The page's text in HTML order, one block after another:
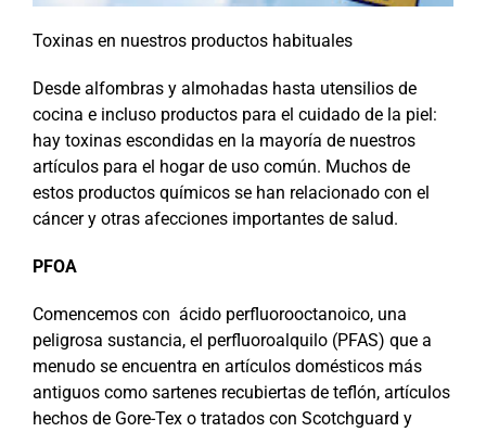
Toxinas en nuestros productos habituales
Desde alfombras y almohadas hasta utensilios de
cocina e incluso productos para el cuidado de la piel:
hay toxinas escondidas en la mayoría de nuestros
artículos para el hogar de uso común. Muchos de
estos productos químicos se han relacionado con el
cáncer y otras afecciones importantes de salud.
PFOA
Comencemos con ácido perfluorooctanoico, una
peligrosa sustancia, el perfluoroalquilo (PFAS) que a
menudo se encuentra en artículos domésticos más
antiguos como sartenes recubiertas de teflón, artículos
hechos de Gore-Tex o tratados con Scotchguard y